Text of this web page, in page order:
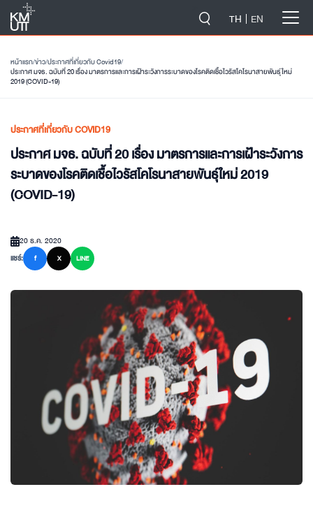
TH EN
หน้าแรก/ข่าว/ประกาศที่เกี่ยวกับ Covid19/
ประกาศ มจธ. ฉบับที่ 20 เรื่อง มาตรการและการเฝ้าระวังการระบาดของโรคติดเชื้อไวรัสโคโรนาสายพันธุ์ใหม่
2019 (COVID-19)
ประกาศที่เกี่ยวกับ COVID19
ประกาศ มจธ. ฉบับที่ 20 เรื่อง มาตรการและการเฝ้าระวังการ
ระบาดของโรคติดเชื้อไวรัสโคโรนาสายพันธุ์ใหม่ 2019
(COVID-19)
20 ธ.ค. 2020
แชร์:
f X LINE